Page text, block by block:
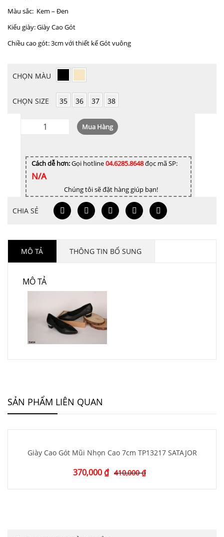
Màu sắc: Kem – Đen
Kiểu giày: Giày Cao Gót
Chiều cao gót: 3cm với thiết kế Gót vuông
CHỌN MÀU
CHỌN SIZE 35 36 37 38
Giày
Gót
Cao
TD8134
SATAJOR
Mua Hàng
Cách dễ hơn:Gọi hotline04.6285.8648đọc mã SP:
N/A
Chúng tôi sẽ đặt hàng giúp bạn!
CHIA SẺ
MÔ TẢ THÔNG TIN BỔ SUNG
MÔ TẢ
SẢN PHẨM LIÊN QUAN
Giày Cao Gót Mũi Nhọn Cao 7cm TP13217 SATAJOR
410,000₫
370,000 ₫